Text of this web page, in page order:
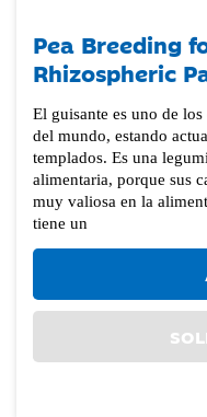
Pea Breeding
Rhizospheric
El guisante es uno de
del mundo, estando
templados. Es una
alimentaria, porque sus
muy valiosa en la
tiene un